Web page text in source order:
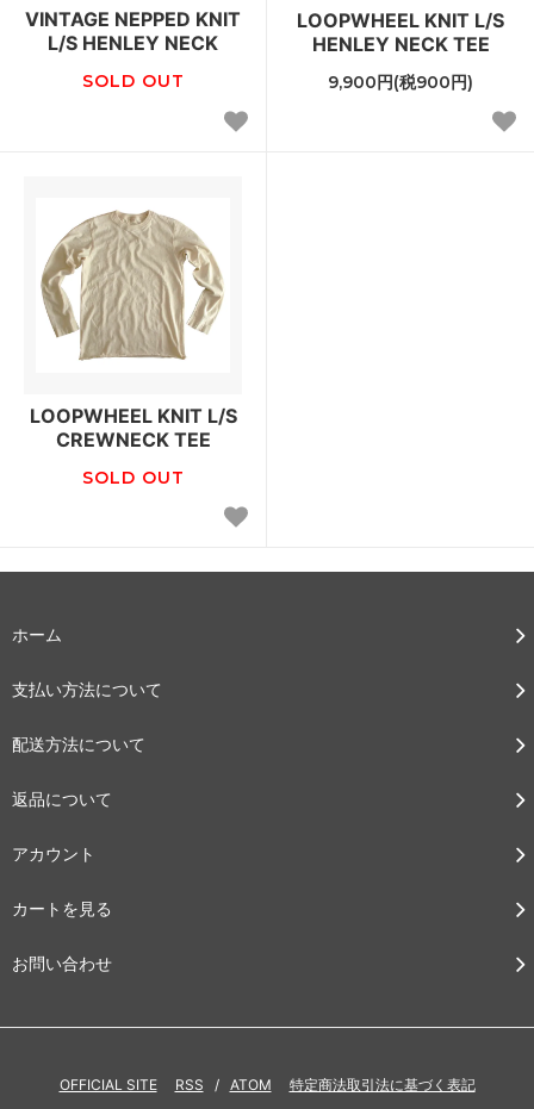
VINTAGE NEPPED KNIT
L/S HENLEY NECK
SOLD OUT
LOOPWHEEL KNIT L/S
HENLEY NECK TEE
9,900円(税900円)
LOOPWHEEL KNIT L/S
CREWNECK TEE
SOLD OUT
ホーム
支払い方法について
配送方法について
返品について
アカウント
カートを見る
お問い合わせ
OFFICIAL SITE RSS / ATOM 特定商法取引法に基づく表記